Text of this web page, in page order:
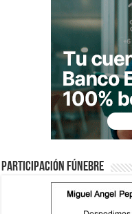
Participación fúnebre